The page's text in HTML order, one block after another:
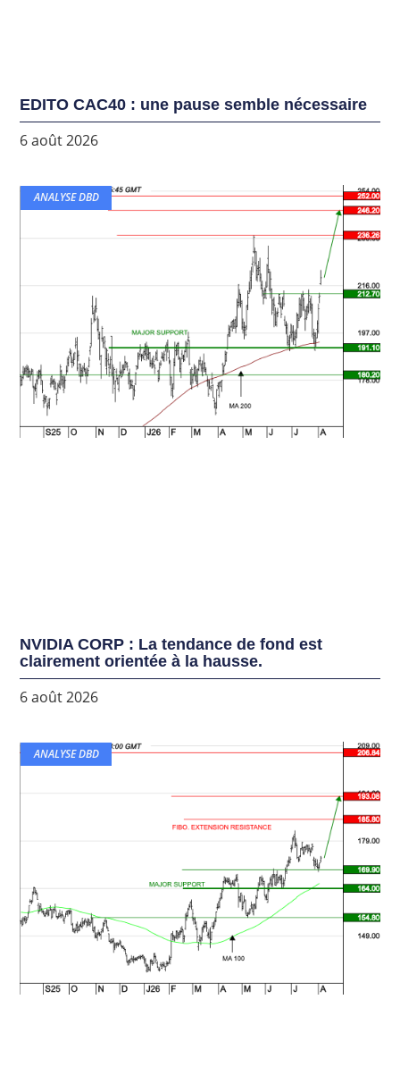
EDITO CAC40 : une pause semble nécessaire
6 août 2026
ANALYSE DBD
NVIDIA CORP : La tendance de fond est
clairement orientée à la hausse.
6 août 2026
ANALYSE DBD